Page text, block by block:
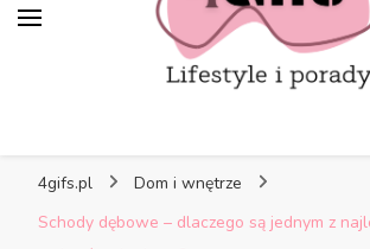
4gifs.pl
Dom i wnętrze
Schody dębowe – dlaczego są jednym z